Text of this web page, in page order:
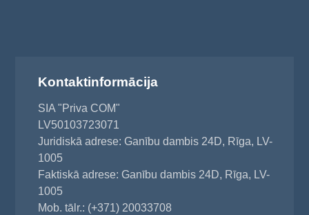
Kontaktinformācija
SIA "Priva COM"
LV50103723071
Juridiskā adrese: Ganību dambis 24D, Rīga, LV-
1005
Faktiskā adrese: Ganību dambis 24D, Rīga, LV-
1005
Mob. tālr.: (+371) 20033708